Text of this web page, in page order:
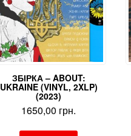
ЗБІРКА – ABOUT:
UKRAINE (VINYL, 2XLP)
(2023)
1650,00 грн.